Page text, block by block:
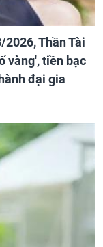
Thần Tài
vàng', tiền bạc
đại gia